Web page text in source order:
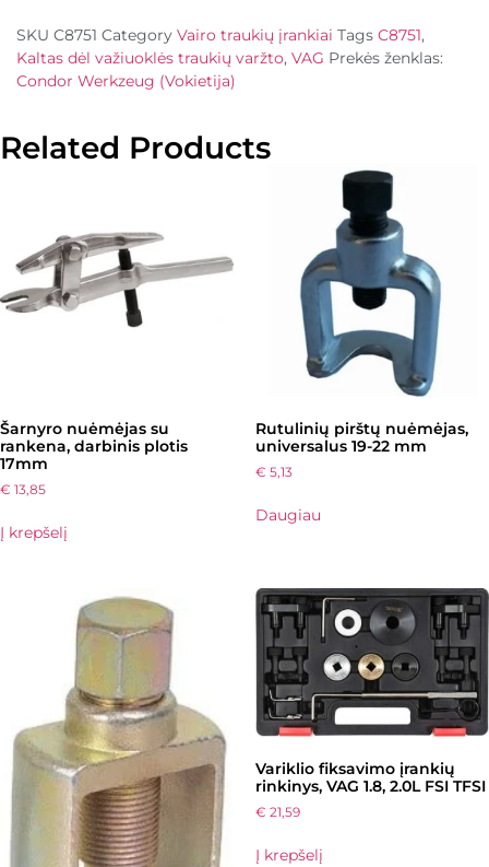
SKU C8751 Category Vairo traukių įrankiai Tags C8751,
Kaltas dėl važiuoklės traukių varžto, VAG Prekės ženklas:
Condor Werkzeug (Vokietija)
Related Products
Šarnyro nuėmėjas su
rankena, darbinis plotis
17mm
€ 13,85
Į krepšelį
Rutulinių pirštų nuėmėjas,
universalus 19-22 mm
€ 5,13
Daugiau
Variklio fiksavimo įrankių
rinkinys, VAG 1.8, 2.0L FSI TFSI
€ 21,59
Į krepšelį